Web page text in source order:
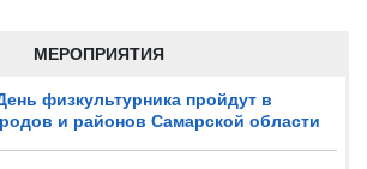
МЕРОПРИЯТИЯ
физкультурника пройдут в
и районов Самарской области